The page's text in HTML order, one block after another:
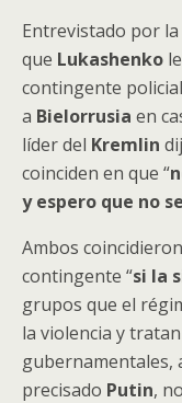
Entrevistado por
que Lukashenko
contingente
a Bielorrusia en
líder del Kremlin
coinciden en que “
y espero que no
Ambos
contingente “si la
grupos que el
la violencia y
gubernamentales,
precisado Putin,